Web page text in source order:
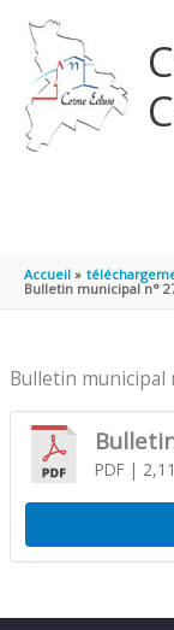
Accueil
Bulletin municipal n°
Bulletin municipal
PDF|